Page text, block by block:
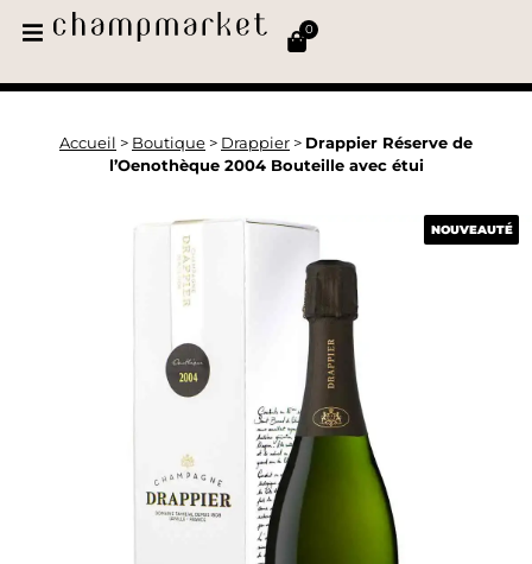
0
Accueil > Boutique > Drappier > Drappier Réserve de
l’Oenothèque 2004 Bouteille avec étui
NOUVEAUTÉ